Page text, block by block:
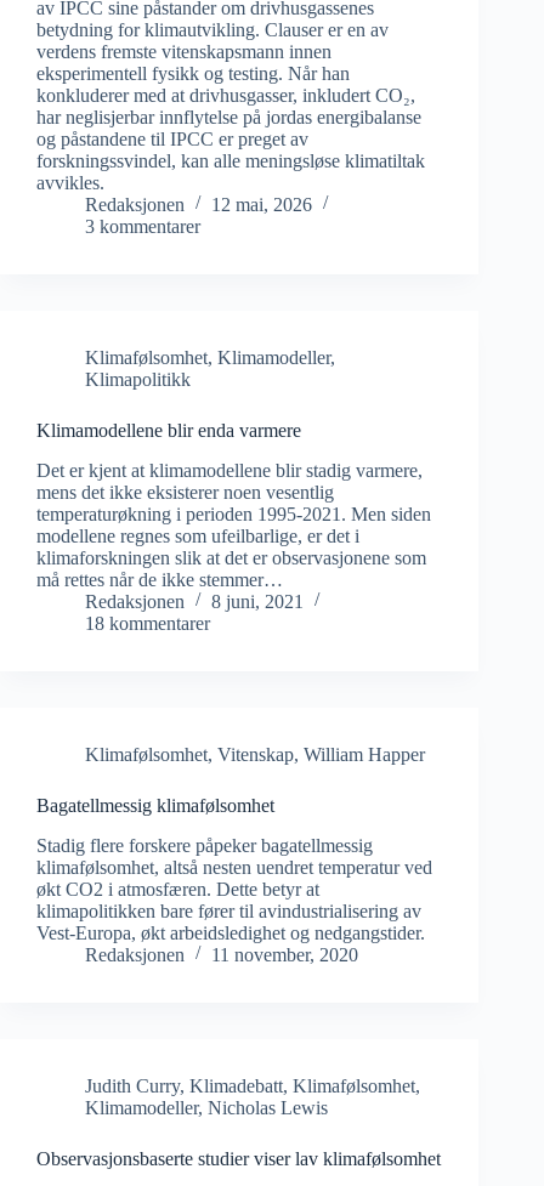
av IPCC sine påstander om drivhusgassenes
betydning for klimautvikling. Clauser er en av
verdens fremste vitenskapsmann innen
eksperimentell fysikk og testing. Når han
konkluderer med at drivhusgasser, inkludert CO₂,
har neglisjerbar innflytelse på jordas energibalanse
og påstandene til IPCC er preget av
forskningssvindel, kan alle meningsløse klimatiltak
avvikles.
Redaksjonen
12 mai, 2026
3 kommentarer
Klimafølsomhet, Klimamodeller,
Klimapolitikk
Klimamodellene blir enda varmere
Det er kjent at klimamodellene blir stadig varmere,
mens det ikke eksisterer noen vesentlig
temperaturøkning i perioden 1995-2021. Men siden
modellene regnes som ufeilbarlige, er det i
klimaforskningen slik at det er observasjonene som
må rettes når de ikke stemmer…
Redaksjonen
8 juni, 2021
18 kommentarer
Klimafølsomhet, Vitenskap, William Happer
Bagatellmessig klimafølsomhet
Stadig flere forskere påpeker bagatellmessig
klimafølsomhet, altså nesten uendret temperatur ved
økt CO2 i atmosfæren. Dette betyr at
klimapolitikken bare fører til avindustrialisering av
Vest-Europa, økt arbeidsledighet og nedgangstider.
Redaksjonen
11 november, 2020
Judith Curry, Klimadebatt, Klimafølsomhet,
Klimamodeller, Nicholas Lewis
Observasjonsbaserte studier viser lav klimafølsomhet